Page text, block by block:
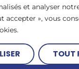
et analyser
accepter », vous
TOUT